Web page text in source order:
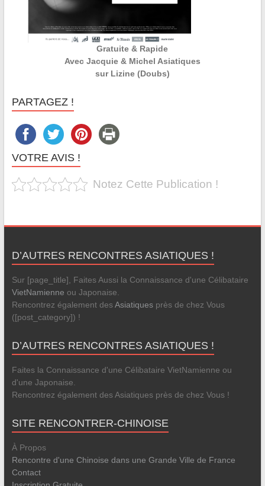
Gratuite & Rapide
Avec Jacquie & Michel Asiatiques
sur Lizine (Doubs)
PARTAGEZ !
VOTRE AVIS !
Notez Cette Publication !
D’AUTRES RENCONTRES ASIATIQUES !
Sur [page_title], Faites Aussi la Connaissance d'une Célibataire
VietNamienne ou Japonaise.
Rencontrez également desAsiatiquesprès de chez Vous
([post_category]) !
D’AUTRES RENCONTRES ASIATIQUES !
Faites la Connaissance d'une Célibataire VietNamienne ou
d'une Japonaise.
Rencontrez également des Asiatiques près de chez Vous !
SITE RENCONTRER-CHINOISE
À Propos
Rencontre d'une Chinoise dans une Grande Ville de France
Contact